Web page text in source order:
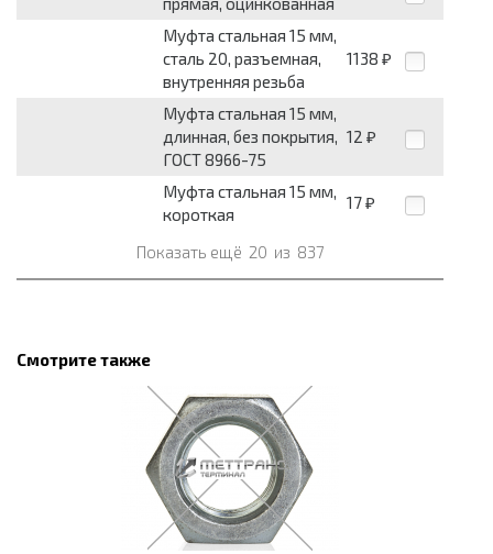
Муфта стальная 15 мм,
сталь 20, разъемная,
внутренняя резьба
1138 ₽
Муфта стальная 15 мм,
длинная, без покрытия,
ГОСТ 8966-75
12 ₽
Муфта стальная 15 мм,
короткая
17 ₽
Показать ещё 20 из 837
Смотрите также